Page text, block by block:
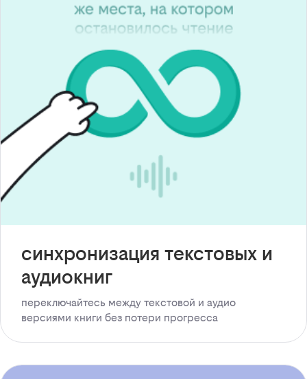
синхронизация текстовых и
аудиокниг
переключайтесь между текстовой и аудио
версиями книги без потери прогресса